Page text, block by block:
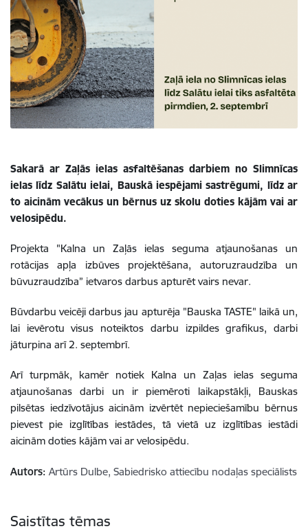
Sakarā ar Zaļās ielas asfaltēšanas darbiem no Slimnīcas
ielas līdz Salātu ielai, Bauskā iespējami sastrēgumi, līdz ar
to aicinām vecākus un bērnus uz skolu doties kājām vai ar
velosipēdu.
Projekta "Kalna un Zaļās ielas seguma atjaunošanas un
rotācijas apļa izbūves projektēšana, autoruzraudzība un
būvuzraudzība” ietvaros darbus apturēt vairs nevar.
Būvdarbu veicēji darbus jau apturēja "Bauska TASTE" laikā un,
lai ievērotu visus noteiktos darbu izpildes grafikus, darbi
jāturpina arī 2. septembrī.
Arī turpmāk, kamēr notiek Kalna un Zaļas ielas seguma
atjaunošanas darbi un ir piemēroti laikapstākļi, Bauskas
pilsētas iedzīvotājus aicinām izvērtēt nepieciešamību bērnus
pievest pie izglītības iestādes, tā vietā uz izglītības iestādi
aicinām doties kājām vai ar velosipēdu.
Autors: Artūrs Dulbe, Sabiedrisko attiecību nodaļas speciālists
Saistītas tēmas